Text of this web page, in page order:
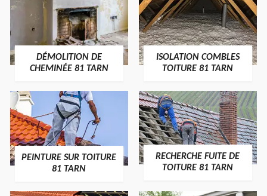
DÉMOLITION DE
CHEMINÉE 81 TARN
ISOLATION COMBLES
TOITURE 81 TARN
PEINTURE SUR TOITURE
81 TARN
RECHERCHE FUITE DE
TOITURE 81 TARN